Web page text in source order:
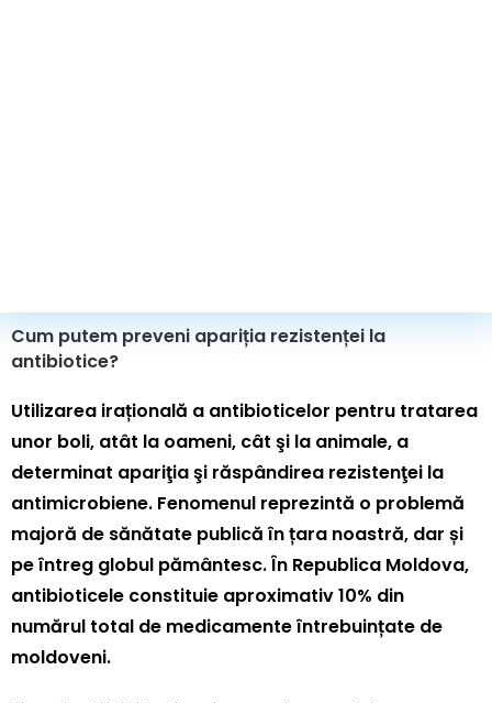
Cum putem preveni apariția rezistenței la
antibiotice?
Utilizarea irațională a antibioticelor pentru tratarea
unor boli, atât la oameni, cât şi la animale, a
determinat apariţia şi răspândirea rezistenţei la
antimicrobiene. Fenomenul reprezintă o problemă
majoră de sănătate publică în țara noastră, dar și
pe întreg globul pământesc. În Republica Moldova,
antibioticele constituie aproximativ 10% din
numărul total de medicamente întrebuințate de
moldoveni.